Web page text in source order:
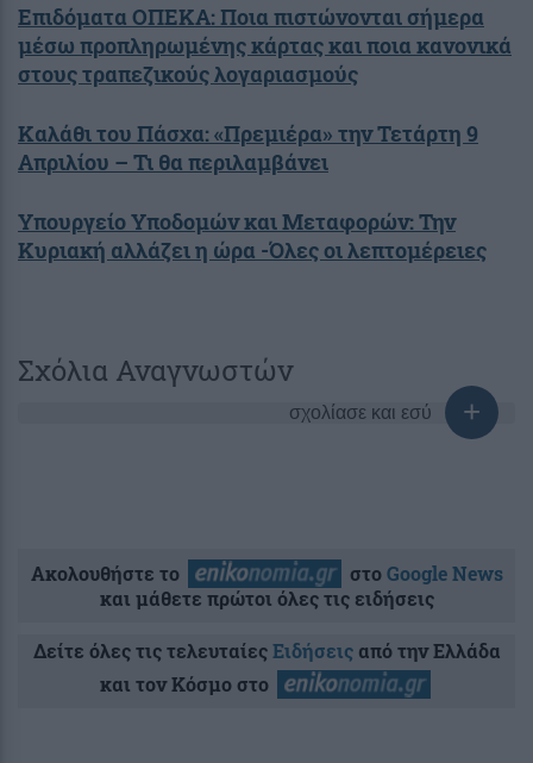
Επιδόματα ΟΠΕΚΑ: Ποια πιστώνονται σήμερα
μέσω προπληρωμένης κάρτας και ποια κανονικά
στους τραπεζικούς λογαριασμούς
Καλάθι του Πάσχα: «Πρεμιέρα» την Τετάρτη 9
Απριλίου – Τι θα περιλαμβάνει
Υπουργείο Υποδομών και Μεταφορών: Την
Κυριακή αλλάζει η ώρα -Όλες οι λεπτομέρειες
Σχόλια Αναγνωστών
σχολίασε και εσύ
Ακολουθήστε το στοGoogle News
και μάθετε πρώτοι όλες τις ειδήσεις
Δείτε όλες τις τελευταίεςΕιδήσειςαπό την Ελλάδα
και τον Κόσμο στο